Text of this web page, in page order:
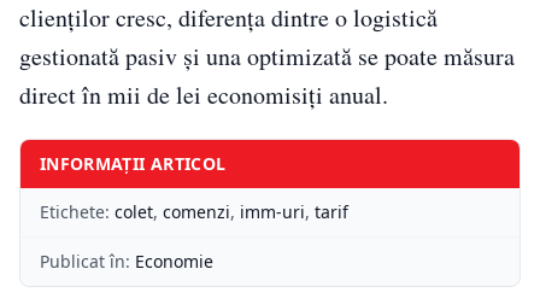
clienților cresc, diferența dintre o logistică
gestionată pasiv și una optimizată se poate măsura
direct în mii de lei economisiți anual.
INFORMAȚII ARTICOL
Etichete: colet, comenzi, imm-uri, tarif
Publicat în: Economie